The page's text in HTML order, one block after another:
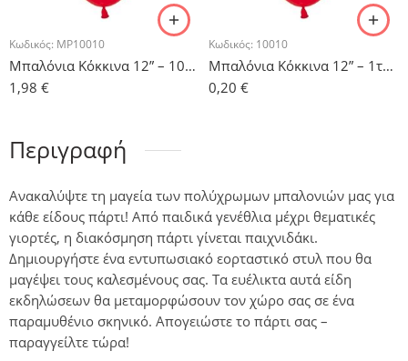
Κωδικός: MP10010
Μπαλόνια Κόκκινα 12” – 10τμχ.
1,98 €
Κωδικός: 10010
Μπαλόνια Κόκκινα 12” – 1τμχ.
0,20 €
Περιγραφή
Ανακαλύψτε τη μαγεία των πολύχρωμων μπαλονιών μας για
κάθε είδους πάρτι! Από παιδικά γενέθλια μέχρι θεματικές
γιορτές, η διακόσμηση πάρτι γίνεται παιχνιδάκι.
Δημιουργήστε ένα εντυπωσιακό εορταστικό στυλ που θα
μαγέψει τους καλεσμένους σας. Τα ευέλικτα αυτά είδη
εκδηλώσεων θα μεταμορφώσουν τον χώρο σας σε ένα
παραμυθένιο σκηνικό. Απογειώστε το πάρτι σας –
παραγγείλτε τώρα!